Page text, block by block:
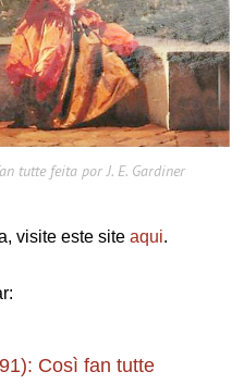
tutte feita por J. E. Gardiner
visite este siteaqui.
Così fan tutte